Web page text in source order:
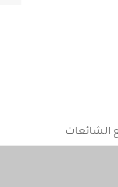
الشائعات